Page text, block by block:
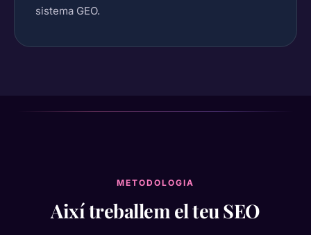
sistema GEO.
METODOLOGIA
Així treballem el teu SEO